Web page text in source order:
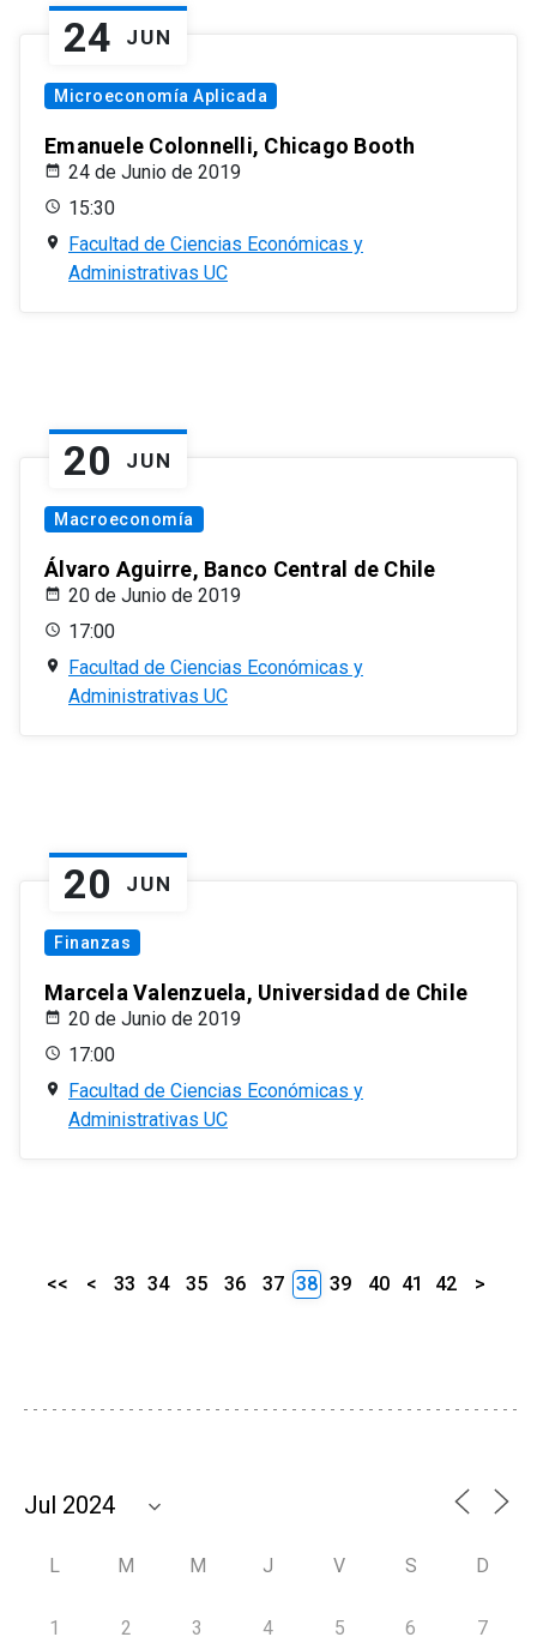
24 JUN
Microeconomía Aplicada
Emanuele Colonnelli, Chicago Booth
24 de Junio de 2019
15:30
Facultad de Ciencias Económicas y
Administrativas UC
20 JUN
Macroeconomía
Álvaro Aguirre, Banco Central de Chile
20 de Junio de 2019
17:00
Facultad de Ciencias Económicas y
Administrativas UC
20 JUN
Finanzas
Marcela Valenzuela, Universidad de Chile
20 de Junio de 2019
17:00
Facultad de Ciencias Económicas y
Administrativas UC
<< < 33 34 35 36 37 38 39 40 41 42 >
L M M J V S D
1 2 3 4 5 6 7